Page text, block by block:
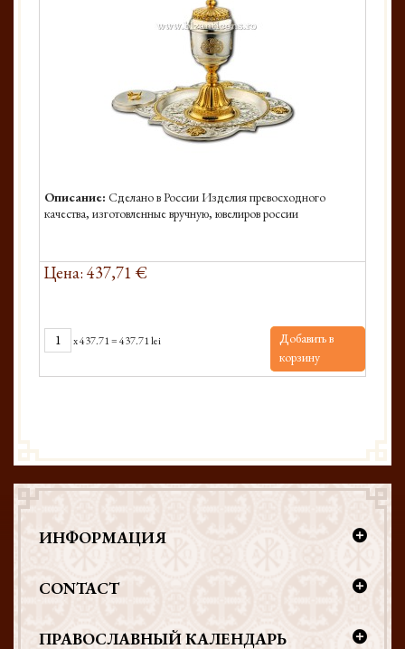
Описание: Сделано в России Изделия превосходного
качества, изготовленные вручную, ювелиров россии
Цена: 437,71 €
x437.71=437.71 lei
Добавить в
корзину
ИНФОРМАЦИЯ
CONTACT
ПРАВОСЛАВНЫЙ КАЛЕНДАРЬ